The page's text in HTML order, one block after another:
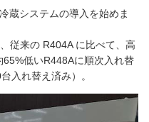
蔵システムの導入を始めま
従来の R404A に比べて、高
低いR448Aに順次入れ替
入れ替え済み）。